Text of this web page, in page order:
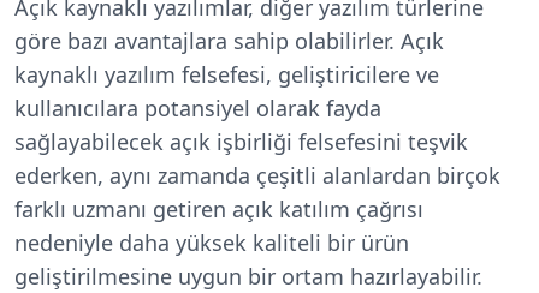
Açık kaynaklı yazılımlar, diğer yazılım türlerine
göre bazı avantajlara sahip olabilirler. Açık
kaynaklı yazılım felsefesi, geliştiricilere ve
kullanıcılara potansiyel olarak fayda
sağlayabilecek açık işbirliği felsefesini teşvik
ederken, aynı zamanda çeşitli alanlardan birçok
farklı uzmanı getiren açık katılım çağrısı
nedeniyle daha yüksek kaliteli bir ürün
geliştirilmesine uygun bir ortam hazırlayabilir.